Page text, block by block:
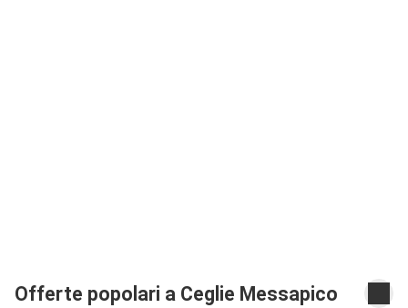
Offerte popolari a Ceglie Messapico